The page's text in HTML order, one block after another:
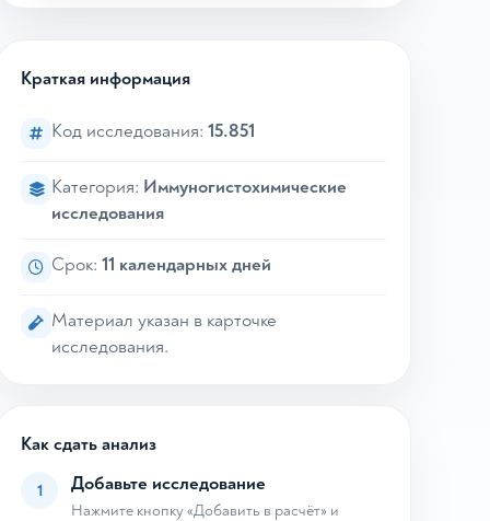
Краткая информация
Код исследования: 15.851
Категория: Иммуногистохимические
исследования
Срок: 11 календарных дней
Материал указан в карточке
исследования.
Как сдать анализ
1 Добавьте исследование
Нажмите кнопку «Добавить в расчёт» и